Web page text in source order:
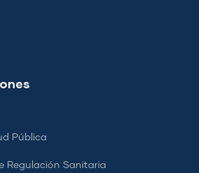
Pública
Regulación Sanitaria